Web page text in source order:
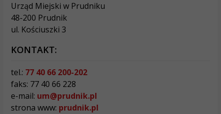
Urząd Miejski w Prudniku
48-200 Prudnik
ul. Kościuszki 3
KONTAKT:
tel.: 77 40 66 200-202
faks: 77 40 66 228
e-mail: um@prudnik.pl
strona www: prudnik.pl